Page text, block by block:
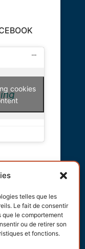
telles que les
Le fait de consentir
que le comportement
ou de retirer son
et fonctions.
cookies